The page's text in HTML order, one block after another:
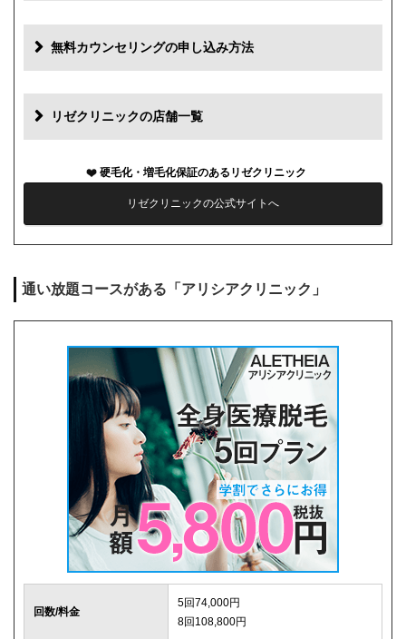
初診料 0円
再診料 0円
薬代 0円
シェービング代 0円
キャンセル料 前日まで無料
無料カウンセリングの申し込み方法
リゼクリニックの店舗一覧
硬毛化・増毛化保証のあるリゼクリニック
リゼクリニックの公式サイトへ
通い放題コースがある「アリシアクリニック」
回数/料金
5回74,000円
8回108,800円